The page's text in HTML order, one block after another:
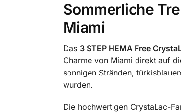
Sommerliche
Miami
Das 3 STEP HEMA Free
Charme von Miami direkt auf
sonnigen Stränden,
wurden.
Die hochwertigen CrystaLac-